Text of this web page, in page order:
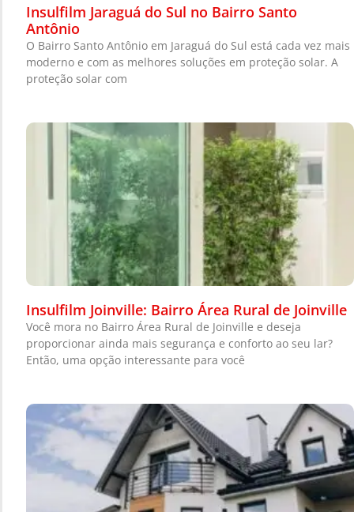
Insulfilm Jaraguá do Sul no Bairro Santo
Antônio
O Bairro Santo Antônio em Jaraguá do Sul está cada vez mais
moderno e com as melhores soluções em proteção solar. A
proteção solar com
Insulfilm Joinville: Bairro Área Rural de Joinville
Você mora no Bairro Área Rural de Joinville e deseja
proporcionar ainda mais segurança e conforto ao seu lar?
Então, uma opção interessante para você